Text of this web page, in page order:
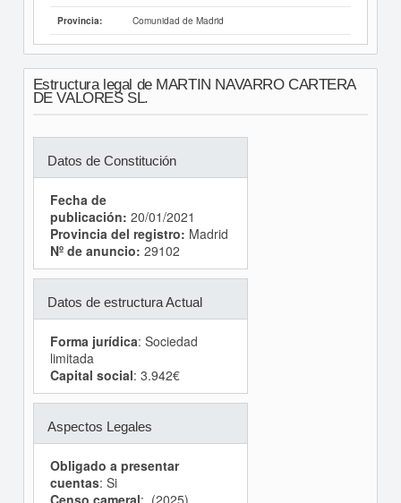
Provincia: Comunidad de Madrid
Estructura legal de MARTIN NAVARRO CARTERA
DE VALORES SL.
Datos de Constitución
Fecha de
publicación: 20/01/2021
Provincia del registro: Madrid
Nº de anuncio: 29102
Datos de estructura Actual
Forma jurídica: Sociedad
limitada
Capital social: 3.942€
Aspectos Legales
Obligado a presentar
cuentas: Si
Censo cameral: (2025)